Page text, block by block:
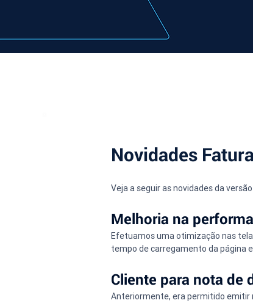
Novidades
Veja a seguir as novidades da
Melhoria na
Efetuamos uma otimização nas
tempo de carregamento da página
Cliente para nota de
Anteriormente, era permitido emitir